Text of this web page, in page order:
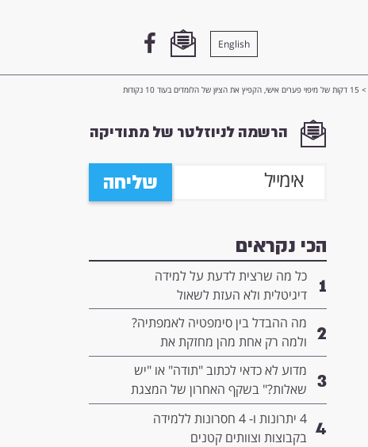
English
> 15 דקות של מיפוי פערים אישי, הקפיץ את הציון של הלומדים בעוד 10 נקודות
הרשמה לניוזלטר של מתודיקה
שליחה
הכי נקראים
1
כל מה שרצית לדעת על למידה
דיגיטלית ולא העזת לשאול
2
מה ההבדל בין סימפטיה לאמפתיה?
ולמה רק אחת מהן מחזקת את
המנהיגות שלך
3
מדוע לא כדאי לכתוב "תודה" או "יש
שאלות?" בשקף האחרון של המצגת
שלך- ומה כדאי לשים שם במקום?
4
4 יתרונות ו- 4 חסרונות ללמידה
בקבוצות וצוותים קטנים